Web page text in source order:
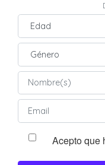
Acepto que